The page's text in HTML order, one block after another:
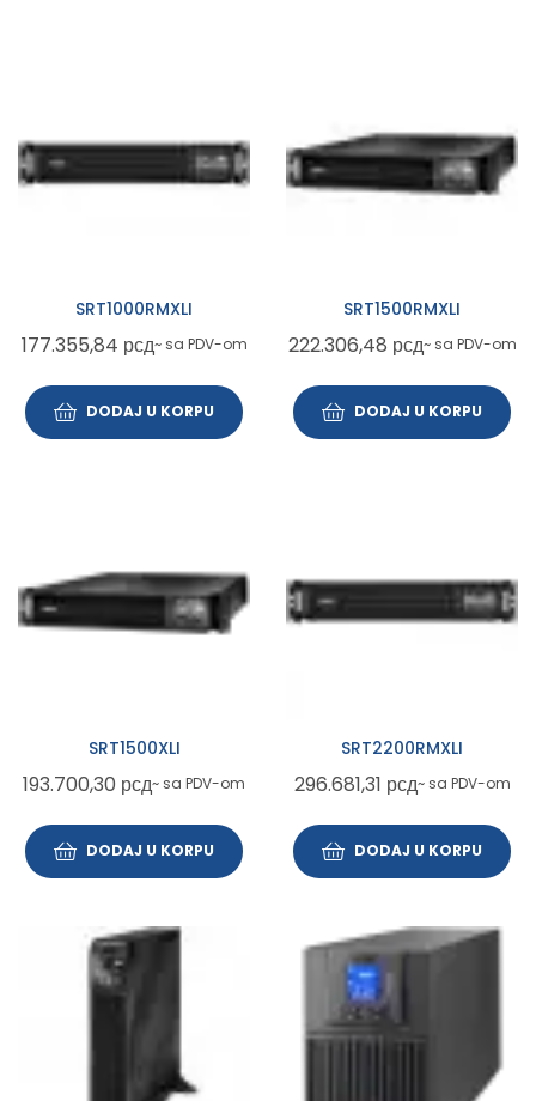
SRT1000RMXLI
177.355,84 рсд~ sa PDV-om
DODAJ U KORPU
SRT1500RMXLI
222.306,48 рсд~ sa PDV-om
DODAJ U KORPU
SRT1500XLI
193.700,30 рсд~ sa PDV-om
DODAJ U KORPU
SRT2200RMXLI
296.681,31 рсд~ sa PDV-om
DODAJ U KORPU